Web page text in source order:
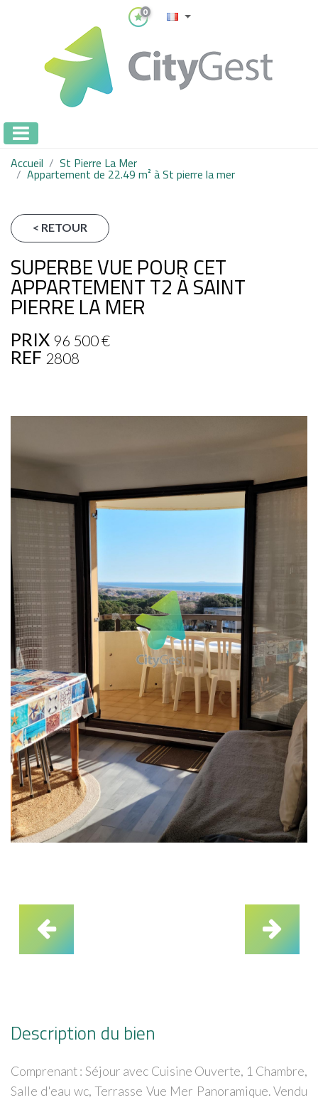
0
Accueil St Pierre La Mer
Appartement de 22.49 m² à St pierre la mer
< RETOUR
SUPERBE VUE POUR CET
APPARTEMENT T2 À SAINT
PIERRE LA MER
PRIX 96 500€
REF 2808
Description du bien
Comprenant : Séjour avec Cuisine Ouverte, 1 Chambre,
Salle d'eau wc, Terrasse Vue Mer Panoramique. Vendu